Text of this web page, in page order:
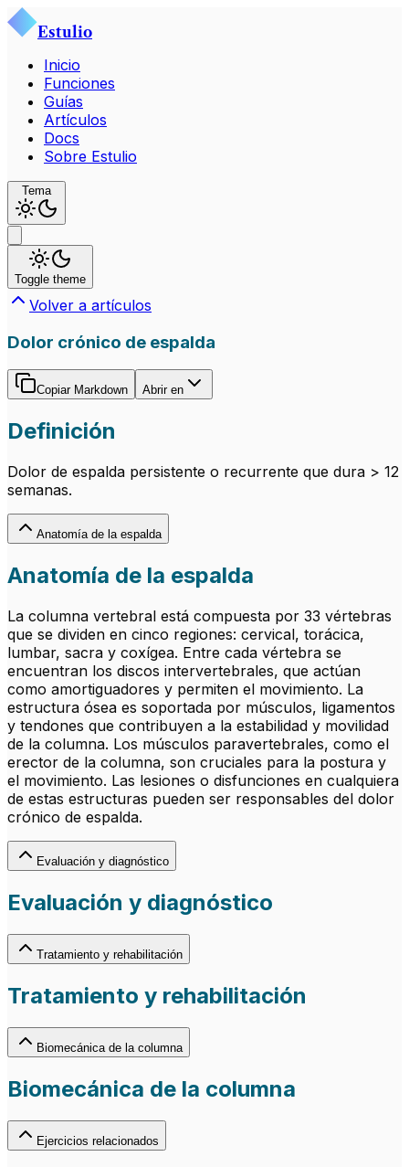
Estulio
Inicio
Funciones
Guías
Artículos
Docs
Sobre Estulio
Tema
Toggle theme
Volver a artículos
Dolor crónico de espalda
Copiar Markdown Abrir en
Definición
Dolor de espalda persistente o recurrente que dura > 12
semanas.
Anatomía de la espalda
Anatomía de la espalda
La columna vertebral está compuesta por 33 vértebras
que se dividen en cinco regiones: cervical, torácica,
lumbar, sacra y coxígea. Entre cada vértebra se
encuentran los discos intervertebrales, que actúan
como amortiguadores y permiten el movimiento. La
estructura ósea es soportada por músculos, ligamentos
y tendones que contribuyen a la estabilidad y movilidad
de la columna. Los músculos paravertebrales, como el
erector de la columna, son cruciales para la postura y
el movimiento. Las lesiones o disfunciones en cualquiera
de estas estructuras pueden ser responsables del dolor
crónico de espalda.
Evaluación y diagnóstico
Evaluación y diagnóstico
Tratamiento y rehabilitación
Tratamiento y rehabilitación
Biomecánica de la columna
Biomecánica de la columna
Ejercicios relacionados